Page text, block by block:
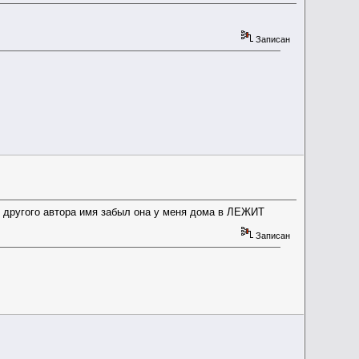
Записан
автора имя забыл она у меня дома в ЛЕЖИТ
Записан